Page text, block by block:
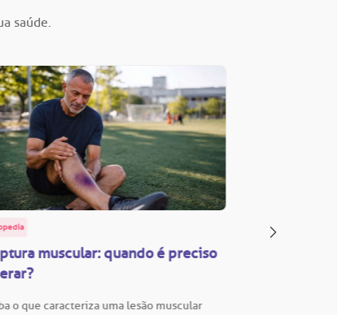
saúde.
muscular: quando é preciso
o que caracteriza uma lesão muscular